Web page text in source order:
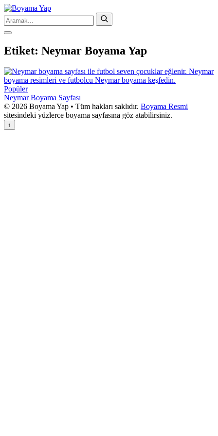
Etiket: Neymar Boyama Yap
Popüler
Neymar Boyama Sayfası
© 2026 Boyama Yap • Tüm hakları saklıdır. Boyama Resmi
sitesindeki yüzlerce boyama sayfasına göz atabilirsiniz.
↑